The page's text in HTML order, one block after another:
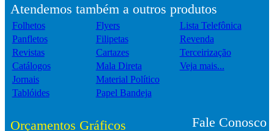
Atendemos também a outros produtos
Folhetos
Panfletos
Revistas
Catálogos
Jornais
Tablóides
Flyers
Filipetas
Cartazes
Mala Direta
Material Político
Papel Bandeja
Lista Telefônica
Revenda
Terceirização
Veja mais...
Orçamentos Gráficos Fale Conosco